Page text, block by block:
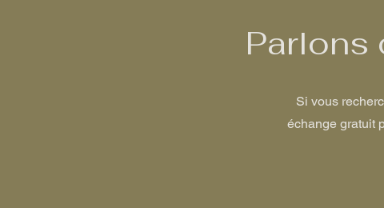
Parlons
Si vous
échange gratuit